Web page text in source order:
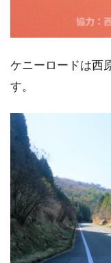
ケニーロードは西
す。